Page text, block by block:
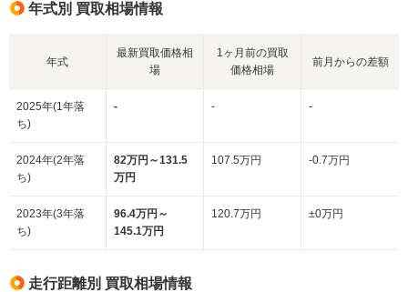
年式別 買取相場情報
年式
最新買取価格相
場
1ヶ月前の買取
価格相場
前月からの差額
2025年(1年落
ち)
- - -
2024年(2年落
ち)
82万円～131.5
万円
107.5万円 -0.7万円
2023年(3年落
ち)
96.4万円～
145.1万円
120.7万円 ±0万円
走行距離別 買取相場情報